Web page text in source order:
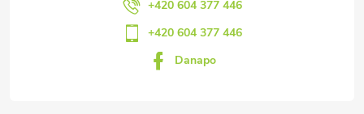
+420 604 377 446
+420 604 377 446
Danapo